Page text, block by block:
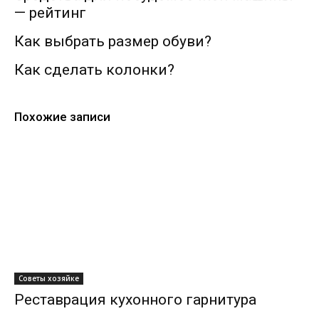
— рейтинг
Как выбрать размер обуви?
Как сделать колонки?
Похожие записи
Советы хозяйке
Реставрация кухонного гарнитура